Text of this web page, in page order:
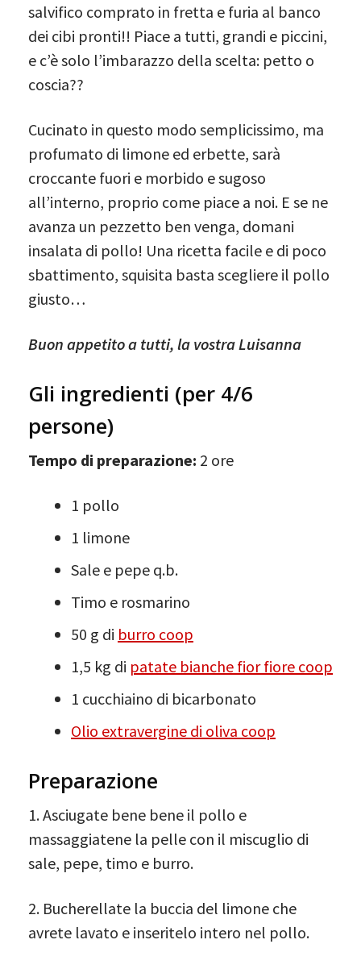
salvifico comprato in fretta e furia al banco
dei cibi pronti!! Piace a tutti, grandi e piccini,
e c’è solo l’imbarazzo della scelta: petto o
coscia??
Cucinato in questo modo semplicissimo, ma
profumato di limone ed erbette, sarà
croccante fuori e morbido e sugoso
all’interno, proprio come piace a noi. E se ne
avanza un pezzetto ben venga, domani
insalata di pollo! Una ricetta facile e di poco
sbattimento, squisita basta scegliere il pollo
giusto…
Buon appetito a tutti, la vostra Luisanna
Gli ingredienti (per 4/6
persone)
Tempo di preparazione: 2 ore
1 pollo
1 limone
Sale e pepe q.b.
Timo e rosmarino
50 g di burro coop
1,5 kg di patate bianche fior fiore coop
1 cucchiaino di bicarbonato
Olio extravergine di oliva coop
Preparazione
1. Asciugate bene bene il pollo e
massaggiatene la pelle con il miscuglio di
sale, pepe, timo e burro.
2. Bucherellate la buccia del limone che
avrete lavato e inseritelo intero nel pollo.